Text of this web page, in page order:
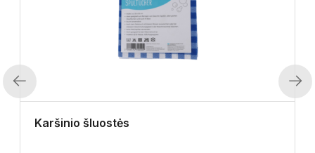
Previous
Karšinio šluostės
Next